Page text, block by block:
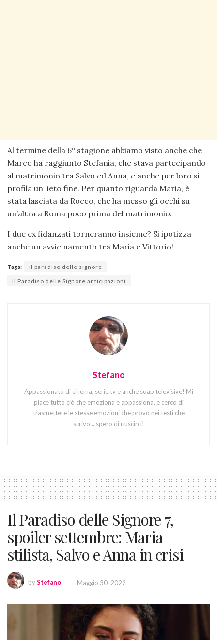
Al termine della 6° stagione abbiamo visto anche che
Marco ha raggiunto Stefania, che stava partecipando
al matrimonio tra Salvo ed Anna, e anche per loro si
profila un lieto fine. Per quanto riguarda Maria, è
stata lasciata da Rocco, che ha messo gli occhi su
un’altra a Roma poco prima del matrimonio.
I due ex fidanzati torneranno insieme? Si ipotizza
anche un avvicinamento tra Maria e Vittorio!
Tags:
il paradiso delle signore
Il Paradiso delle Signore anticipazioni
Stefano
Appassionato di cinema, serie tv e anche soap televisive! Mi
piace tutto ciò che emoziona e appassiona, e cerco di
trasmettere le stesse emozioni che provo nei testi che
scrivo... spero di riuscirci!
Il Paradiso delle Signore 7,
spoiler settembre: Maria
stilista, Salvo e Anna in crisi
byStefano Maggio 30, 2022